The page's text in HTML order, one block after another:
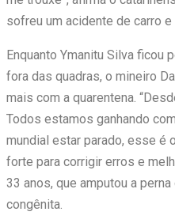
sofreu um acidente de carro
Enquanto Ymanitu Silva ficou
fora das quadras, o mineiro
mais com a quarentena.
Todos estamos ganhando
mundial estar parado, esse é
forte para corrigir erros e
33 anos, que amputou a
congênita.